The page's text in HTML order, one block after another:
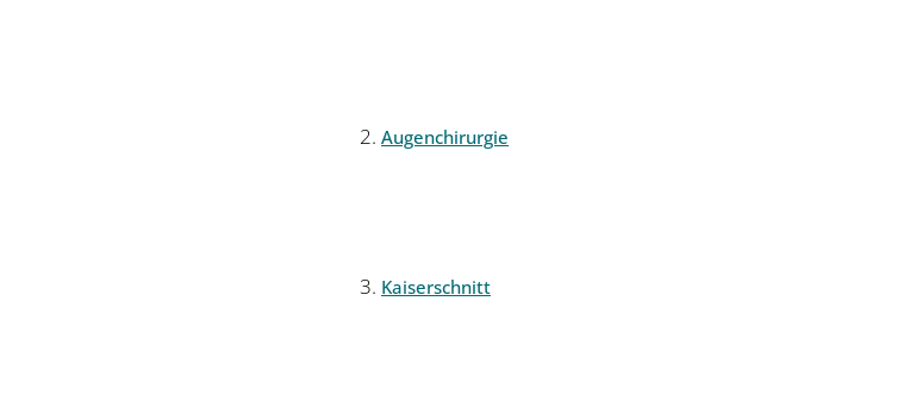
Augenchirurgie
Kaiserschnitt